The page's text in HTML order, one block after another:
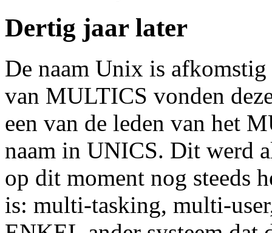
Dertig jaar later
De naam Unix is
van MULTICS vonden
een van de leden van het
naam in UNICS. Dit werd
op dit moment nog steeds
is: multi-tasking, multi-